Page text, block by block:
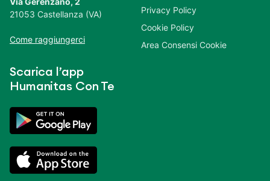
21053 Castellanza (VA)
Come raggiungerci
Scarica l’app
Humanitas Con Te
Privacy Policy
Cookie Policy
Area Consensi Cookie